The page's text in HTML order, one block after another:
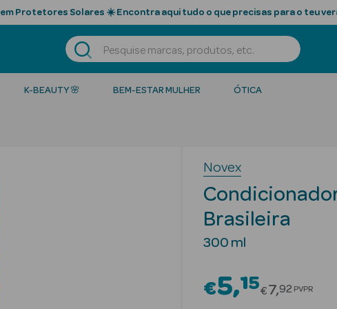
em Protetores Solares ☀️ Encontra aqui tudo o que precisas para o teu
K-BEAUTY 🌸 BEM-ESTAR MULHER ÓTICA
Novex
Brasileira
300 ml
€5 15Price
€7 92 PVPR